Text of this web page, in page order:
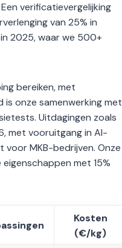
verificatievergelijking
van 25% in
2025, waar we 500+
bereiken, met
onze samenwerking met
Uitdagingen zoals
met vooruitgang in AI-
MKB-bedrijven. Onze
met 15%
Kosten
(€/kg)